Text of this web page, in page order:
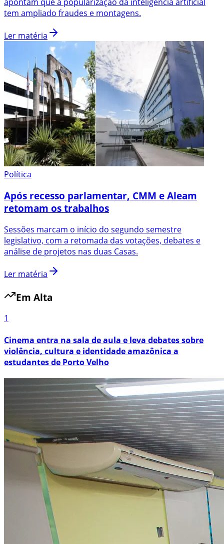
tem ampliado fraudes e montagens.
Ler matéria
Política
Após recesso parlamentar, CMM e Aleam
retomam os trabalhos
Sessões marcam o início do segundo semestre
legislativo, com a retomada das votações, debates e
análise de projetos nas duas Casas.
Ler matéria
Em Alta
1
Cinema entra na sala de aula e leva debates sobre
violência, cultura e identidade amazônica a
estudantes de Porto Velho